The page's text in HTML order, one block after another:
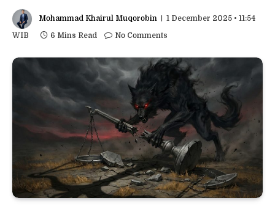
Mohammad Khairul Muqorobin
1 December 2025 • 11:54
WIB
6 Mins Read No Comments